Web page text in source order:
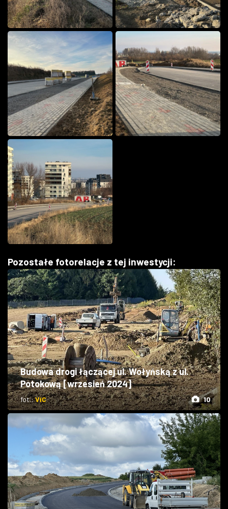
Pozostałe fotorelacje z tej inwestycji:
Budowa drogi łączącej ul. Wołyńską z ul.
Potokową [wrzesień 2024]
fot.:ViC 10